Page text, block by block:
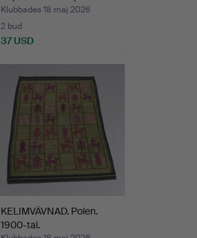
Klubbades 18 maj 2026
2 bud
37 USD
KELIMVÄVNAD. Polen.
1900-tal.